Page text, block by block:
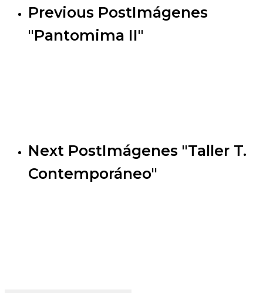
Previous PostImágenes
"Pantomima II"
Next PostImágenes "Taller T.
Contemporáneo"